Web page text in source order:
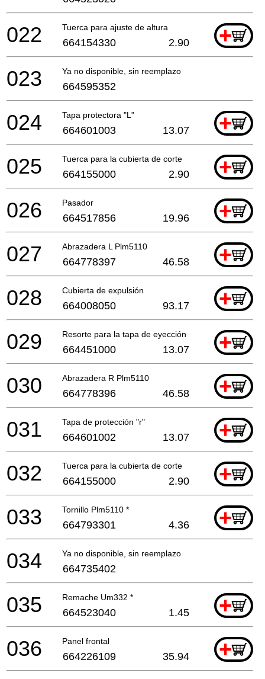
Tuerca para ajuste de altura +
022 664154330 2.90
Ya no disponible, sin reemplazo
023 664595352
Tapa protectora "L" +
024 664601003 13.07
Tuerca para la cubierta de corte +
025 664155000 2.90
Pasador +
026 664517856 19.96
Abrazadera L Plm5110 +
027 664778397 46.58
Cubierta de expulsión +
028 664008050 93.17
Resorte para la tapa de eyección +
029 664451000 13.07
Abrazadera R Plm5110 +
030 664778396 46.58
Tapa de protección "r" +
031 664601002 13.07
Tuerca para la cubierta de corte +
032 664155000 2.90
Tornillo Plm5110 * +
033 664793301 4.36
Ya no disponible, sin reemplazo
034 664735402
Remache Um332 * +
035 664523040 1.45
Panel frontal +
036 664226109 35.94